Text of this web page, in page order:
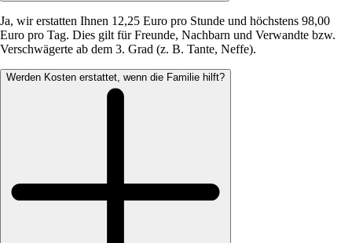
Ja, wir erstatten Ihnen 12,25 Euro pro Stunde und höchstens 98,00
Euro pro Tag. Dies gilt für Freunde, Nachbarn und Verwandte bzw.
Verschwägerte ab dem 3. Grad (z. B. Tante, Neffe).
Werden Kosten erstattet, wenn die Familie hilft?